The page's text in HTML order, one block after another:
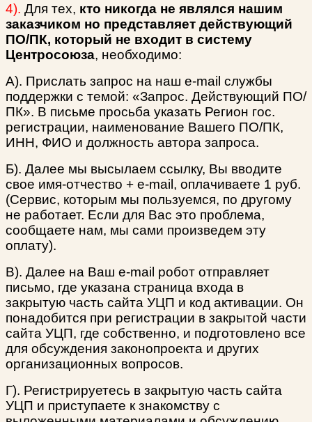
4). Для тех, кто никогда не являлся нашим
заказчиком но представляет действующий
ПО/ПК, который не входит в систему
Центросоюза, необходимо:
А). Прислать запрос на наш e-mail службы
поддержки с темой: «Запрос. Действующий ПО/
ПК». В письме просьба указать Регион гос.
регистрации, наименование Вашего ПО/ПК,
ИНН, ФИО и должность автора запроса.
Б). Далее мы высылаем ссылку, Вы вводите
свое имя-отчество + e-mail, оплачиваете 1 руб.
(Сервис, которым мы пользуемся, по другому
не работает. Если для Вас это проблема,
сообщаете нам, мы сами произведем эту
оплату).
В). Далее на Ваш e-mail робот отправляет
письмо, где указана страница входа в
закрытую часть сайта УЦП и код активации. Он
понадобится при регистрации в закрытой части
сайта УЦП, где собственно, и подготовлено все
для обсуждения законопроекта и других
организационных вопросов.
Г). Регистрируетесь в закрытую часть сайта
УЦП и приступаете к знакомству с